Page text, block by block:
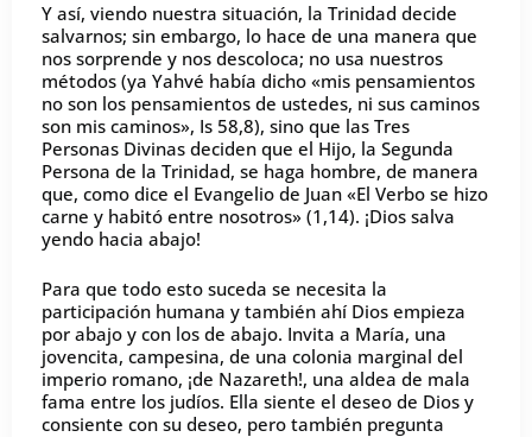
Y así, viendo nuestra situación, la Trinidad decide
salvarnos; sin embargo, lo hace de una manera que
nos sorprende y nos descoloca; no usa nuestros
métodos (ya Yahvé había dicho «mis pensamientos
no son los pensamientos de ustedes, ni sus caminos
son mis caminos», Is 58,8), sino que las Tres
Personas Divinas deciden que el Hijo, la Segunda
Persona de la Trinidad, se haga hombre, de manera
que, como dice el Evangelio de Juan «El Verbo se hizo
carne y habitó entre nosotros» (1,14). ¡Dios salva
yendo hacia abajo!
Para que todo esto suceda se necesita la
participación humana y también ahí Dios empieza
por abajo y con los de abajo. Invita a María, una
jovencita, campesina, de una colonia marginal del
imperio romano, ¡de Nazareth!, una aldea de mala
fama entre los judíos. Ella siente el deseo de Dios y
consiente con su deseo, pero también pregunta